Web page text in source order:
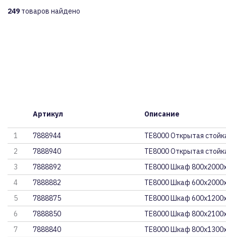
249товаров найдено
Артикул Описание
1 7888944
ТЕ8000 Открытая
2
7888940
ТЕ8000 Открытая
3
7888892
ТЕ8000 Шкаф
4
7888882
ТЕ8000 Шкаф
5
7888875
ТЕ8000 Шкаф
6
7888850
ТЕ8000 Шкаф
7
7888840
ТЕ8000 Шкаф